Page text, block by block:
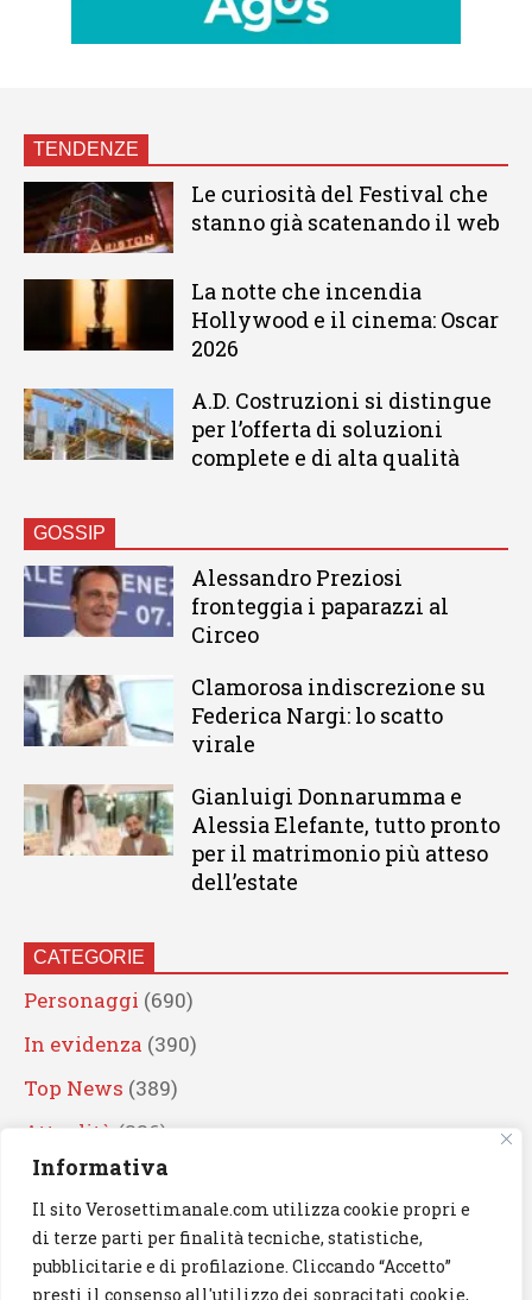
Informativa
Il sito Verosettimanale.com utilizza cookie propri e
di terze parti per finalità tecniche, statistiche,
pubblicitarie e di profilazione. Cliccando “Accetto”
presti il consenso all'utilizzo dei sopracitati cookie,
TENDENZE
Le curiosità del Festival che
stanno già scatenando il web
La notte che incendia
Hollywood e il cinema: Oscar
2026
A.D. Costruzioni si distingue
per l’offerta di soluzioni
complete e di alta qualità
GOSSIP
Alessandro Preziosi
fronteggia i paparazzi al
Circeo
Clamorosa indiscrezione su
Federica Nargi: lo scatto
virale
Gianluigi Donnarumma e
Alessia Elefante, tutto pronto
per il matrimonio più atteso
dell’estate
CATEGORIE
Personaggi (690)
In evidenza (390)
Top News (389)
Attualità (336)
Eventi(330)
Artisti (241)
News(239)